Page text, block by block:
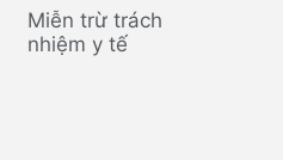
Miễn trừ trách
nhiệm y tế